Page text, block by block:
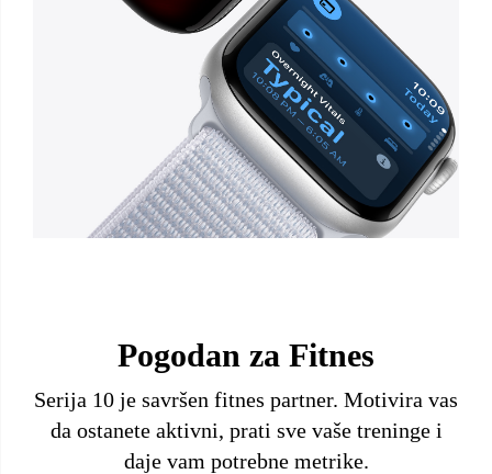
Pogodan za Fitnes
Serija 10 je savršen fitnes partner. Motivira vas
da ostanete aktivni, prati sve vaše treninge i
daje vam potrebne metrike.